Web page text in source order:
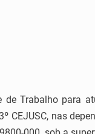
de Trabalho para
CEJUSC, nas